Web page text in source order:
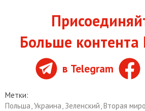
Больше контента
в Telegram
Метки:
Польша,Украина, Зеленский,Вторая